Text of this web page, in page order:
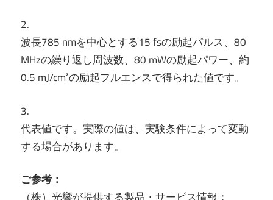
2.
波長785 nmを中心とする15 fsの励起パルス、80
MHzの繰り返し周波数、80 mWの励起パワー、約
0.5 mJ/cm²の励起フルエンスで得られた値です。
3.
代表値です。実際の値は、実験条件によって変動
する場合があります。
ご参考：